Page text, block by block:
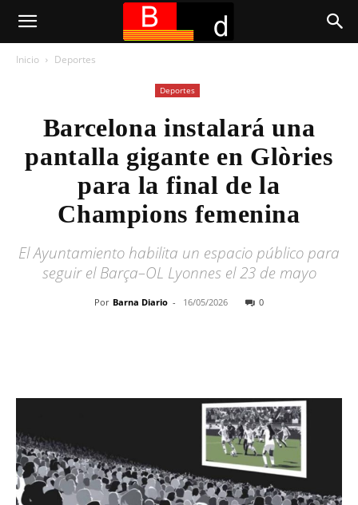
Inicio Deportes
Deportes
Barcelona instalará una
pantalla gigante en Glòries
para la final de la
Champions femenina
El Ayuntamiento habilita un espacio público para
seguir el Barça–OL Lyonnes el 23 de mayo
Por Barna Diario - 16/05/2026 0